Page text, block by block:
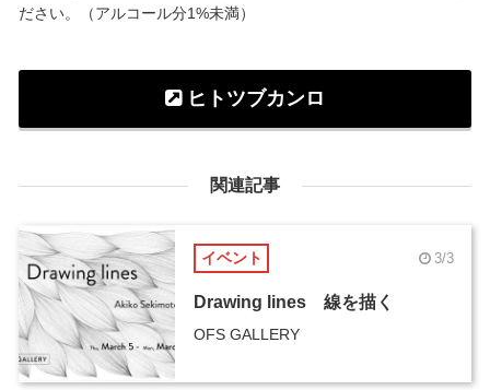
ださい。（アルコール分1%未満）
ヒトツブカンロ
関連記事
イベント 3/3
Drawing lines 線を描く
OFS GALLERY